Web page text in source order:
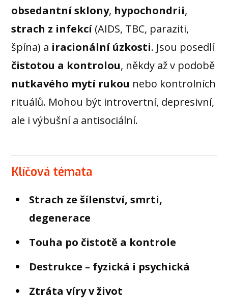
obsedantní sklony, hypochondrii,
strach z infekcí(AIDS, TBC, paraziti,
špína) a iracionální úzkosti. Jsou posedlí
čistotou a kontrolou, někdy až v podobě
nutkavého mytí rukou nebo kontrolních
rituálů. Mohou být introvertní, depresivní,
ale i výbušní a antisociální.
Klíčová témata
Strach ze šílenství, smrti,
degenerace
Touha po čistotě a kontrole
Destrukce – fyzická i psychická
Ztráta víry v život